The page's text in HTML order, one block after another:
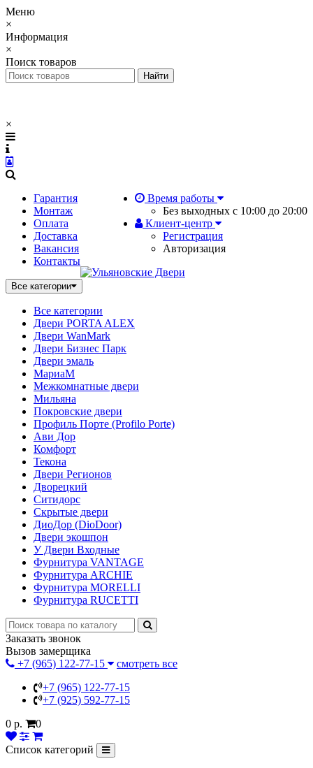
Меню
×
Информация
×
Поиск товаров
×
Гарантия
Монтаж
Оплата
Доставка
Вакансия
Контакты
Время работы
Без выходных с 10:00 до 20:00
Клиент-центр
Регистрация
Авторизация
Все категории
Все категории
Двери PORTA ALEX
Двери WanMark
Двери Бизнес Парк
Двери эмаль
МариаМ
Межкомнатные двери
Мильяна
Покровские двери
Профиль Порте (Profilo Porte)
Ави Дор
Комфорт
Текона
Двери Регионов
Дворецкий
Ситидорс
Скрытые двери
ДиоДор (DioDoor)
Двери экошпон
У Двери Входные
Фурнитура VANTAGE
Фурнитура ARCHIE
Фурнитура MORELLI
Фурнитура RUCETTI
Заказать звонок
Вызов замерщика
+7 (965) 122-77-15
смотреть все
+7 (965) 122-77-15
+7 (925) 592-77-15
0 р.
0
Список категорий